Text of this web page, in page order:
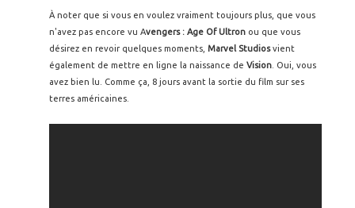
À noter que si vous en voulez vraiment toujours plus, que vous
n'avez pas encore vu Avengers : Age Of Ultron ou que vous
désirez en revoir quelques moments, Marvel Studiosvient
également de mettre en ligne la naissance de Vision . Oui, vous
avez bien lu. Comme ça, 8 jours avant la sortie du film sur ses
terres américaines.